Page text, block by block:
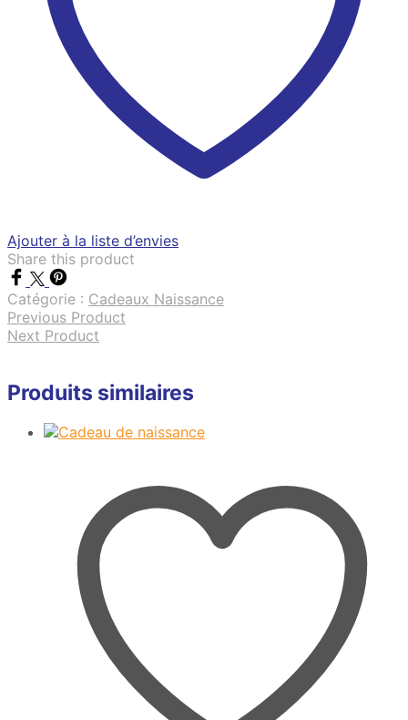
Ajouter à la liste d’envies
Share this product
Catégorie : Cadeaux Naissance
Previous Product
Next Product
Produits similaires